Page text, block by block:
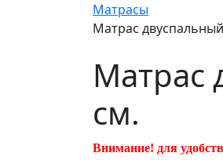
Матрасы
Матрас
Матрас
см.
Внимание! для